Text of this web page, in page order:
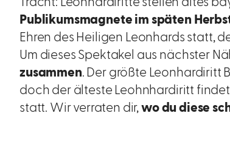
Publikumsmagnete im späten
Ehren des Heiligen Leonhards statt,
Um dieses Spektakel aus nächster
zusammen. Der größte Leonhardiritt
doch der älteste Leohnhardiritt
statt. Wir verraten dir, wo du diese